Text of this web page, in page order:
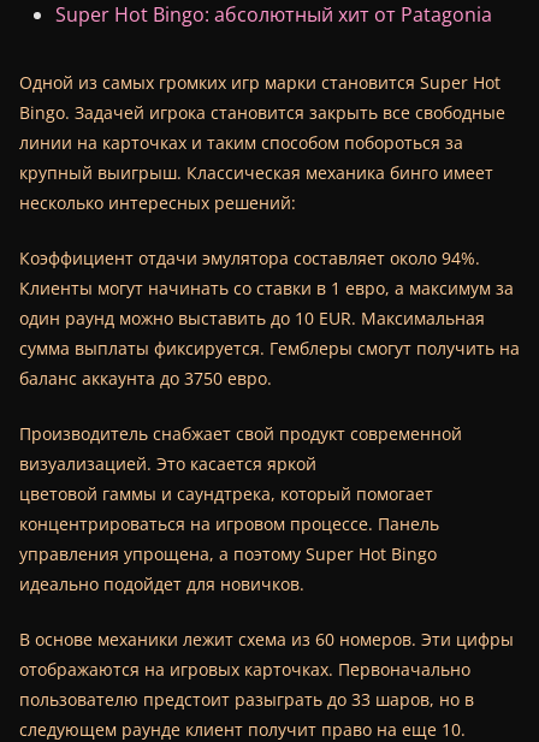
Super Hot Bingo: абсолютный хит от Patagonia
Одной из самых громких игр марки становится Super Hot
Bingo. Задачей игрока становится закрыть все свободные
линии на карточках и таким способом побороться за
крупный выигрыш. Классическая механика бинго имеет
несколько интересных решений:
Коэффициент отдачи эмулятора составляет около 94%.
Клиенты могут начинать со ставки в 1 евро, а максимум за
один раунд можно выставить до 10 EUR. Максимальная
сумма выплаты фиксируется. Гемблеры смогут получить на
баланс аккаунта до 3750 евро.
Производитель снабжает свой продукт современной
визуализацией. Это касается яркой
цветовой гаммы и саундтрека, который помогает
концентрироваться на игровом процессе. Панель
управления упрощена, а поэтому Super Hot Bingo
идеально подойдет для новичков.
В основе механики лежит схема из 60 номеров. Эти цифры
отображаются на игровых карточках. Первоначально
пользователю предстоит разыграть до 33 шаров, но в
следующем раунде клиент получит право на еще 10.